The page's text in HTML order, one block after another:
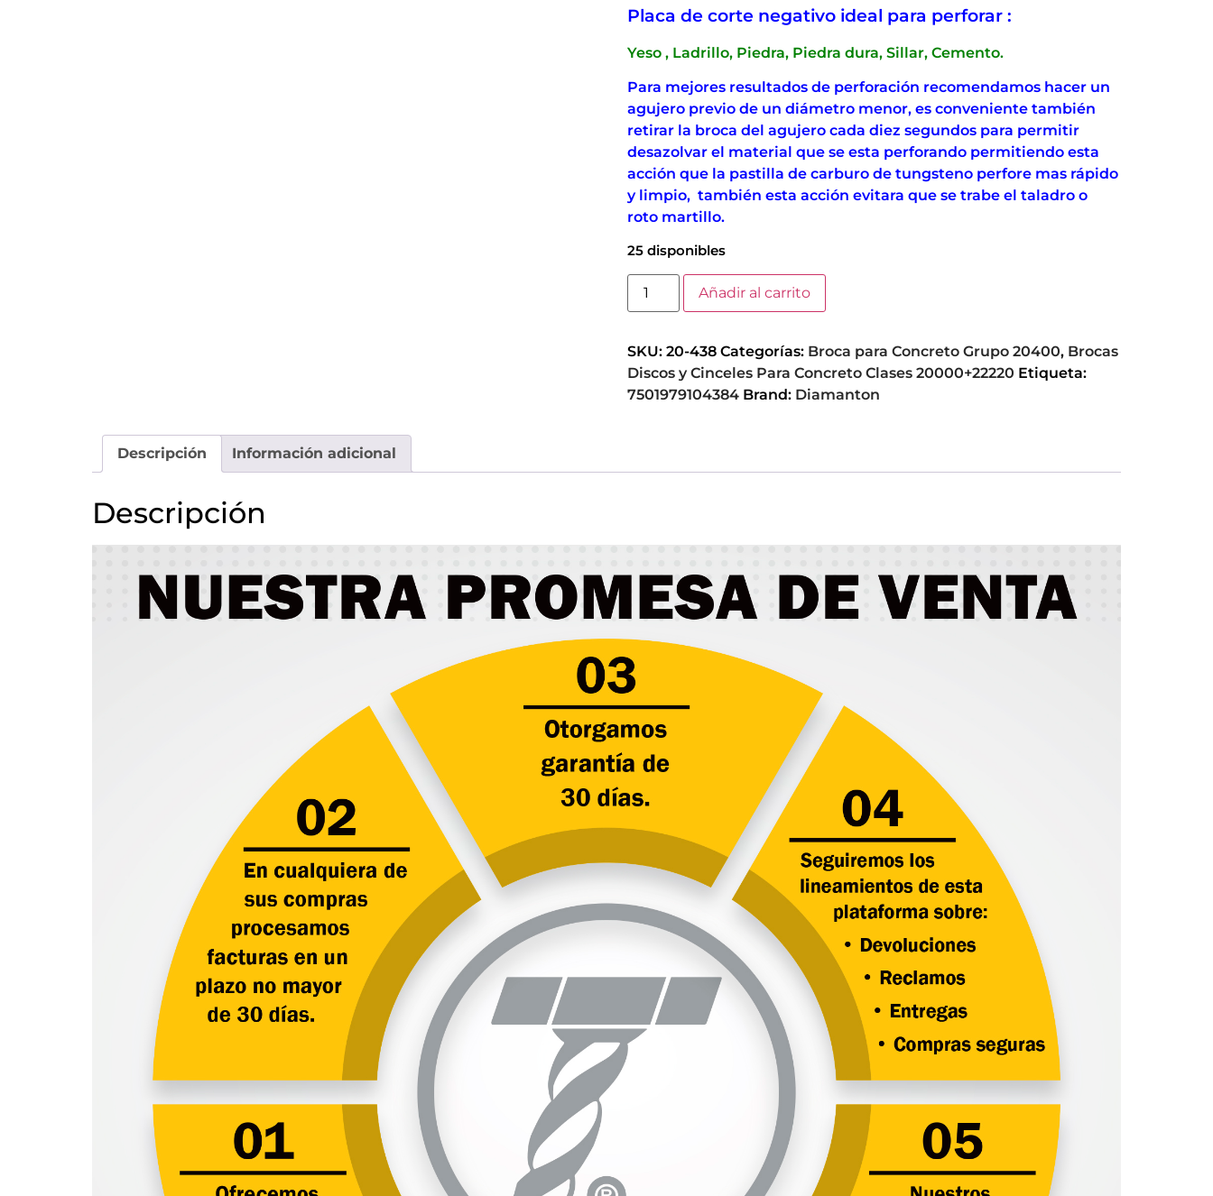
Placa de corte negativo ideal para perforar :
Yeso , Ladrillo, Piedra, Piedra dura, Sillar, Cemento.
Para mejores resultados de perforación recomendamos hacer un
agujero previo de un diámetro menor, es conveniente también
retirar la broca del agujero cada diez segundos para permitir
desazolvar el material que se esta perforando permitiendo esta
acción que la pastilla de carburo de tungsteno perfore mas rápido
y limpio, también esta acción evitara que se trabe el taladro o
roto martillo.
25 disponibles
Añadir al carrito
SKU: 20-438 Categorías: Broca para Concreto Grupo 20400, Brocas
Discos y Cinceles Para Concreto Clases 20000+22220 Etiqueta:
7501979104384 Brand: Diamanton
Descripción Información adicional
Descripción